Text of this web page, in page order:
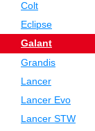
Colt
Eclipse
Galant
Grandis
Lancer
Lancer Evo
Lancer STW